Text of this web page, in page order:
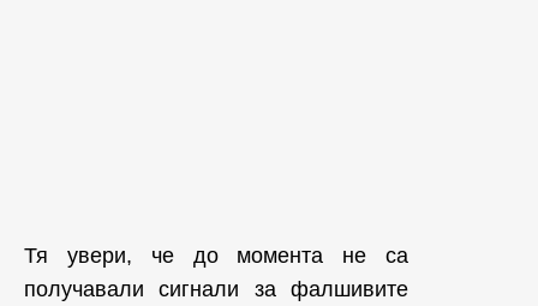
Тя увери, че до момента не са
получавали сигнали за фалшивите